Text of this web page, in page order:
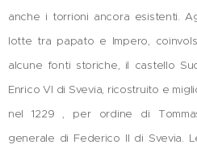
anche i torrioni ancora esistenti.
lotte tra papato e Impero,
alcune fonti storiche, il castello
Enrico VI di Svevia, ricostruito e
nel 1229 , per ordine di
generale di Federico II di Svevia.